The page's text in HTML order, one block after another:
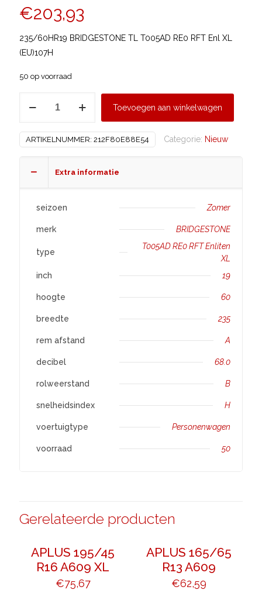
€203,93
235/60HR19 BRIDGESTONE TL T005AD RE0 RFT Enl XL
(EU)107H
50 op voorraad
T005AD
RFT
Toevoegen aan winkelwagen
ARTIKELNUMMER: 212F80E88E54 Categorie: Nieuw
Extra informatie
seizoen Zomer
merk BRIDGESTONE
type
T005AD RE0 RFT Enliten
XL
inch
19
hoogte 60
breedte 235
rem afstand A
decibel 68.0
rolweerstand B
snelheidsindex H
voertuigtype Personenwagen
voorraad 50
Gerelateerde producten
APLUS 195/45
R16 A609 XL
€75,67
APLUS 165/65
R13 A609
€62,59